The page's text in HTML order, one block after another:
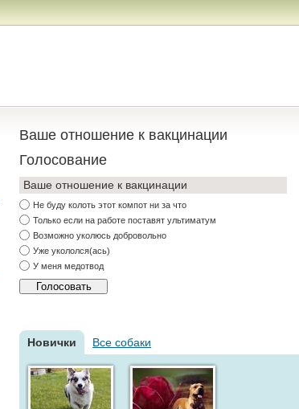
Ваше отношение к вакцинации
Голосование
Ваше отношение к вакцинации
Не буду колоть этот компот ни за что
Только если на работе поставят ультиматум
Возможно уколюсь добровольно
Уже укололся(ась)
У меня медотвод
Новички Все собаки